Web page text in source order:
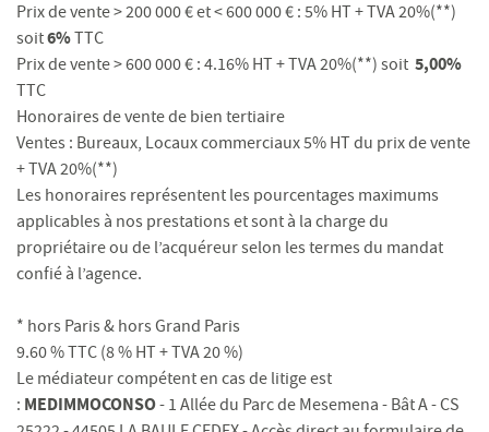
Prix de vente > 200 000 € et < 600 000 € : 5% HT + TVA 20%(**)
soit6%TTC
Prix de vente > 600 000 € : 4.16% HT + TVA 20%(**) soit 5,00%
TTC
Honoraires de vente de bien tertiaire
Ventes : Bureaux, Locaux commerciaux 5% HT du prix de vente
+ TVA 20%(**)
Les honoraires représentent les pourcentages maximums
applicables à nos prestations et sont à la charge du
propriétaire ou de l’acquéreur selon les termes du mandat
confié à l’agence.
* hors Paris & hors Grand Paris
9.60 % TTC (8 % HT + TVA 20 %)
Le médiateur compétent en cas de litige est
: MEDIMMOCONSO- 1 Allée du Parc de Mesemena - Bât A - CS